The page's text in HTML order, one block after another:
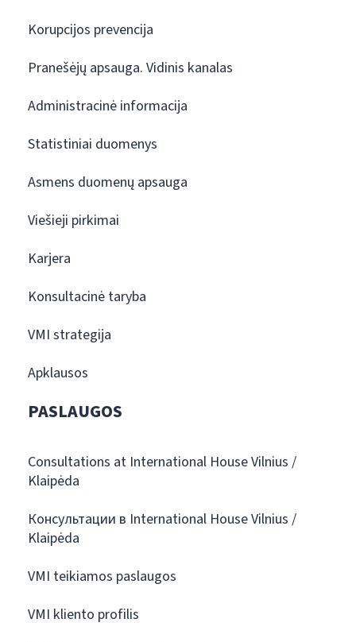
Korupcijos prevencija
Pranešėjų apsauga. Vidinis kanalas
Administracinė informacija
Statistiniai duomenys
Asmens duomenų apsauga
Viešieji pirkimai
Karjera
Konsultacinė taryba
VMI strategija
Apklausos
PASLAUGOS
Consultations at International House Vilnius /
Klaipėda
Консультации в International House Vilnius /
Klaipėda
VMI teikiamos paslaugos
VMI kliento profilis